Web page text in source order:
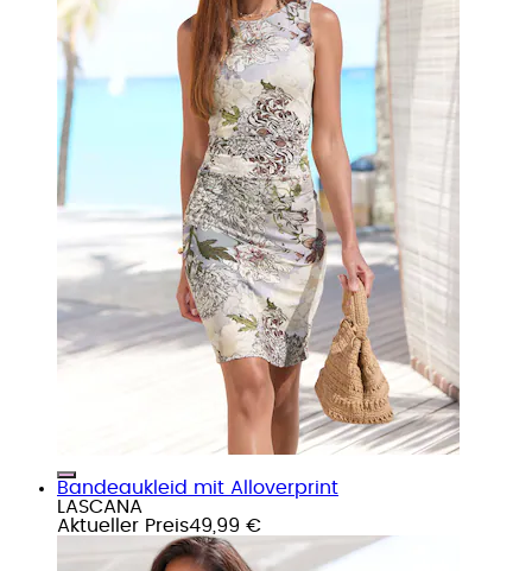
Bandeaukleid mit Alloverprint
LASCANA
Aktueller Preis49,99 €